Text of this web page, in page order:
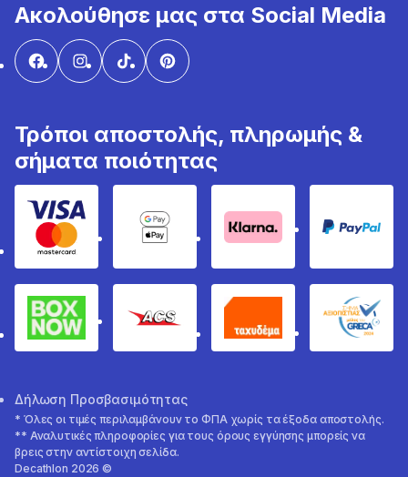
Ακολούθησε μας στα Social Media
Τρόποι αποστολής, πληρωμής &
σήματα ποιότητας
Visa & MastercardGoogle Pay & Apple Pay
Klarna PayPal
Box Now ACS Ταχυδέμα
Δήλωση Προσβασιμότητας
* Όλες οι τιμές περιλαμβάνουν το ΦΠΑ χωρίς τα έξοδα αποστολής.
** Αναλυτικές πληροφορίες για τους όρους εγγύησης μπορείς να
βρεις στην αντίστοιχη σελίδα.
Decathlon 2026 ©